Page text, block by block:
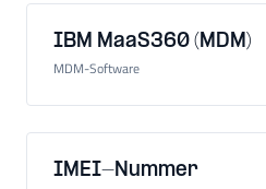
IBM MaaS360 (MDM)
MDM-Software
IMEI-Nummer